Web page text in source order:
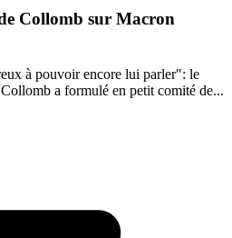
Collomb sur Macron
à pouvoir encore lui parler": le
a formulé en petit comité de...